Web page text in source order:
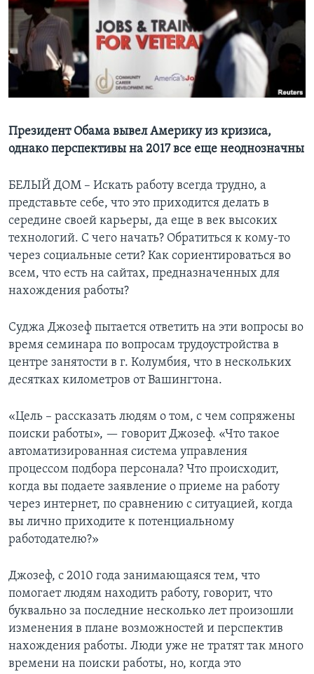
Learning English
СОЦИАЛЬНЫЕ СЕТИ
Языки
Президент Обама вывел Америку из кризиса,
однако перспективы на 2017 все еще неоднозначны
БЕЛЫЙ ДОМ – Искать работу всегда трудно, а
представьте себе, что это приходится делать в
середине своей карьеры, да еще в век высоких
технологий. С чего начать? Обратиться к кому-то
через социальные сети? Как сориентироваться во
всем, что есть на сайтах, предназначенных для
нахождения работы?
Суджа Джозеф пытается ответить на эти вопросы во
время семинара по вопросам трудоустройства в
центре занятости в г. Колумбия, что в нескольких
десятках километров от Вашингтона.
«Цель – рассказать людям о том, с чем сопряжены
поиски работы», — говорит Джозеф. «Что такое
автоматизированная система управления
процессом подбора персонала? Что происходит,
когда вы подаете заявление о приеме на работу
через интернет, по сравнению с ситуацией, когда
вы лично приходите к потенциальному
работодателю?»
Джозеф, с 2010 года занимающаяся тем, что
помогает людям находить работу, говорит, что
буквально за последние несколько лет произошли
изменения в плане возможностей и перспектив
нахождения работы. Люди уже не тратят так много
времени на поиски работы, но, когда это